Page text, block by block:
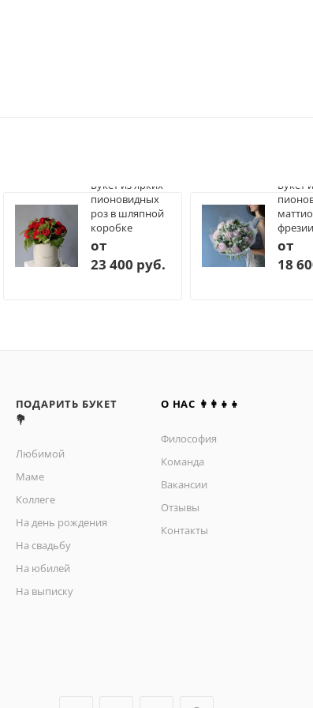
Букет из ярких
пионовидных
роз в шляпной
коробке
от
23 400 руб.
Букет
фрезии
от
18
ПОДАРИТЬ БУКЕТ
💐
Любимой
Маме
Коллеге
На день рождения
На свадьбу
На юбилей
На выписку
О НАС 👩‍👩‍👧‍👧
Философия
Команда
Вакансии
Отзывы
Контакты